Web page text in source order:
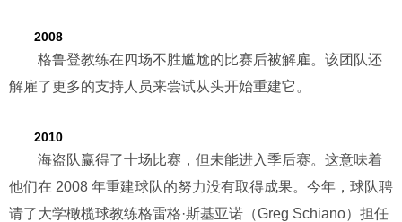
2008
格鲁登教练在四场不胜尴尬的比赛后被解雇。该团队还
解雇了更多的支持人员来尝试从头开始重建它。
2010
海盗队赢得了十场比赛，但未能进入季后赛。这意味着
他们在 2008 年重建球队的努力没有取得成果。今年，球队聘
请了大学橄榄球教练格雷格·斯基亚诺（Greg Schiano）担任